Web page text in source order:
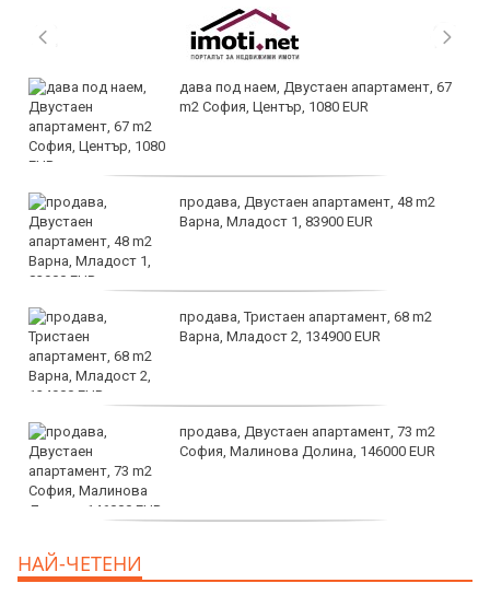
дава под наем, Двустаен апартамент, 67
m2 София, Център, 1080 EUR
продава, Двустаен апартамент, 48 m2
Варна, Младост 1, 83900 EUR
продава, Тристаен апартамент, 68 m2
Варна, Младост 2, 134900 EUR
продава, Двустаен апартамент, 73 m2
София, Малинова Долина, 146000 EUR
НАЙ-ЧЕТЕНИ